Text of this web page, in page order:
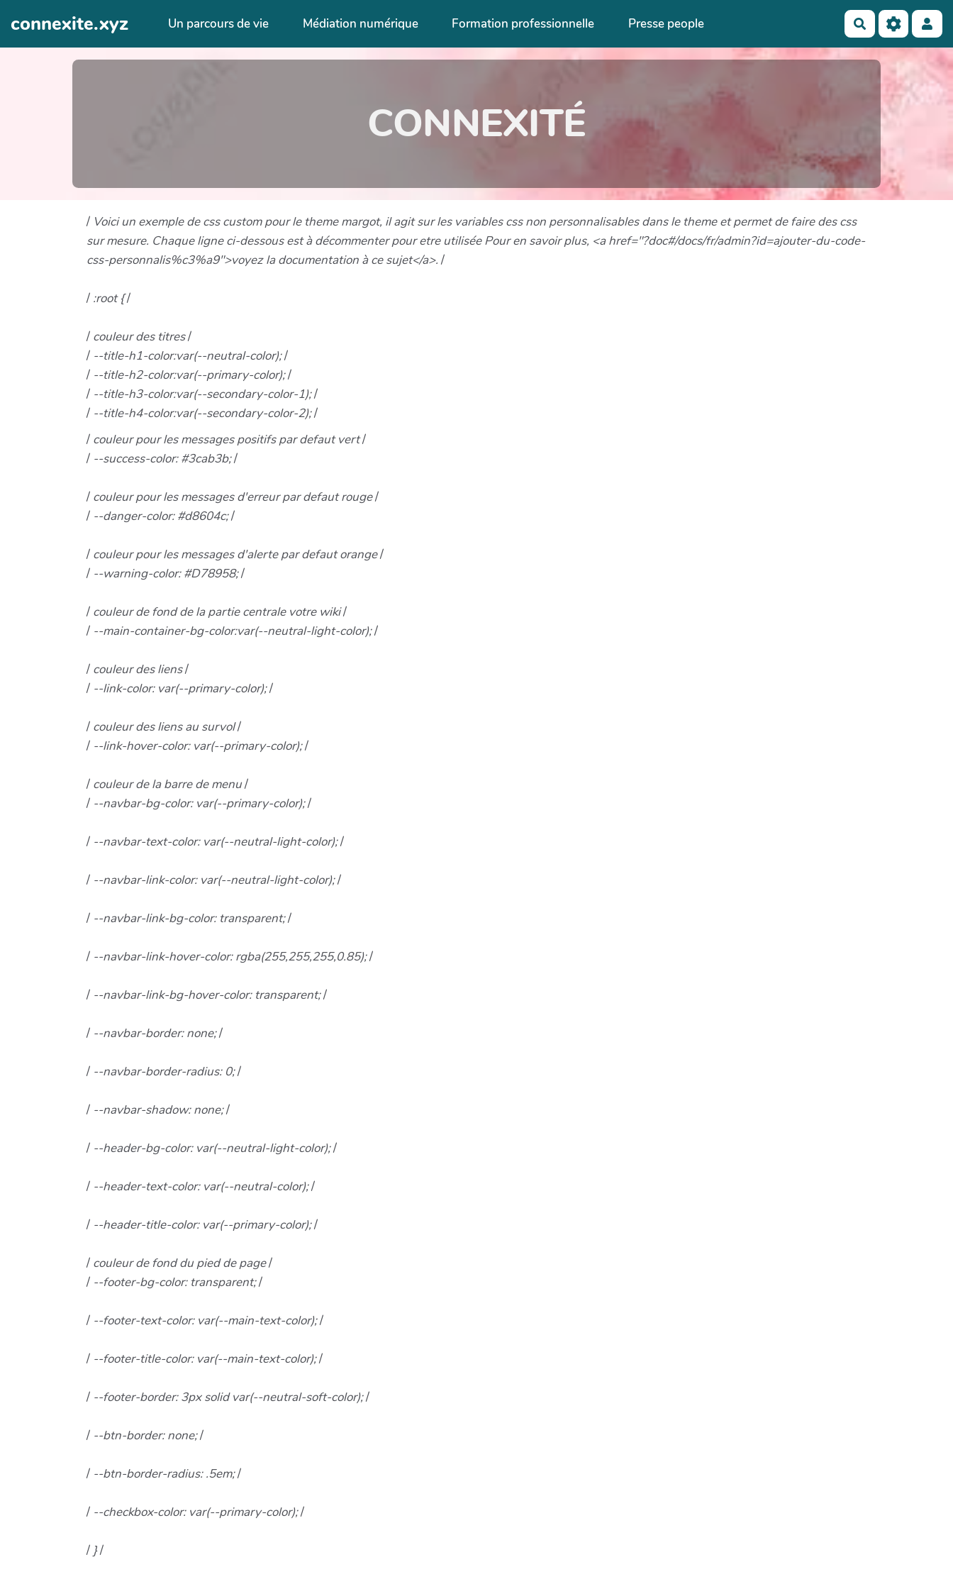
Aller au contenu principal
connexite.xyz Un parcours de vie Médiation numérique Formation professionnelle Presse people Rechercher
CONNEXITÉ
/ Voici un exemple de css custom pour le theme margot, il agit sur les variables css non personnalisables dans le theme et permet de faire des css
sur mesure. Chaque ligne ci-dessous est à décommenter pour etre utilisée Pour en savoir plus, <a href="?doc#/docs/fr/admin?id=ajouter-du-code-
css-personnalis%c3%a9">voyez la documentation à ce sujet</a>. /
/ :root {/
/ couleur des titres/
/ --title-h1-color:var(--neutral-color);/
/ --title-h2-color:var(--primary-color);/
/ --title-h3-color:var(--secondary-color-1);/
/ --title-h4-color:var(--secondary-color-2);/
/ couleur pour les messages positifs par defaut vert/
/ --success-color: #3cab3b;/
/ couleur pour les messages d'erreur par defaut rouge/
/ --danger-color: #d8604c;/
/ couleur pour les messages d'alerte par defaut orange/
/ --warning-color: #D78958;/
/ couleur de fond de la partie centrale votre wiki/
/ --main-container-bg-color:var(--neutral-light-color);/
/ couleur des liens/
/ --link-color: var(--primary-color);/
/ couleur des liens au survol/
/ --link-hover-color: var(--primary-color);/
/ couleur de la barre de menu/
/ --navbar-bg-color: var(--primary-color);/
/ --navbar-text-color: var(--neutral-light-color);/
/ --navbar-link-color: var(--neutral-light-color);/
/ --navbar-link-bg-color: transparent;/
/ --navbar-link-hover-color: rgba(255,255,255,0.85);/
/ --navbar-link-bg-hover-color: transparent;/
/ --navbar-border: none;/
/ --navbar-border-radius: 0;/
/ --navbar-shadow: none;/
/ --header-bg-color: var(--neutral-light-color);/
/ --header-text-color: var(--neutral-color);/
/ --header-title-color: var(--primary-color);/
/ couleur de fond du pied de page/
/ --footer-bg-color: transparent;/
/ --footer-text-color: var(--main-text-color);/
/ --footer-title-color: var(--main-text-color);/
/ --footer-border: 3px solid var(--neutral-soft-color);/
/ --btn-border: none;/
/ --btn-border-radius: .5em;/
/ --checkbox-color: var(--primary-color);/
/ }/